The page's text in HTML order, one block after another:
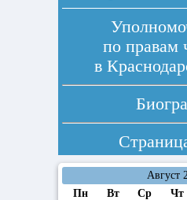
по правам
в
Август
Пн
Вт Ср Чт